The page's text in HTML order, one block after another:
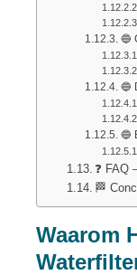
🔵
🔵
🔵
❓ FAQ
🏁
Waarom